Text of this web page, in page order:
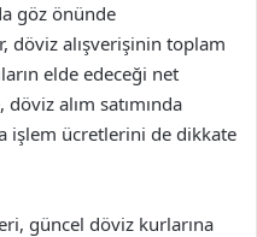
göz önünde
döviz alışverişinin toplam
elde edeceği net
alım satımında
işlem ücretlerini de dikkate
güncel döviz kurlarına